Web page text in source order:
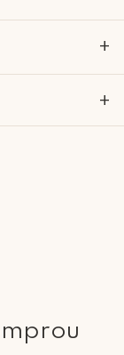
+
+
Segunda a Sexta-